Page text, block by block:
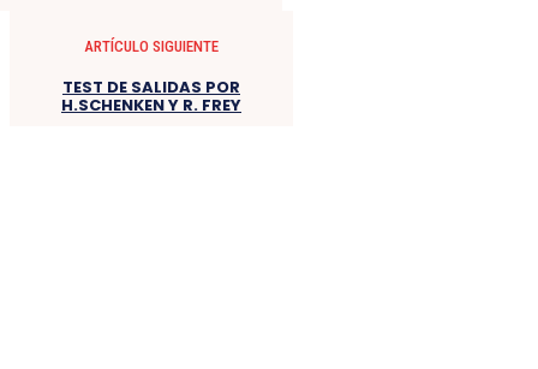
ARTÍCULO SIGUIENTE
TEST DE SALIDAS POR
H.SCHENKEN Y R. FREY